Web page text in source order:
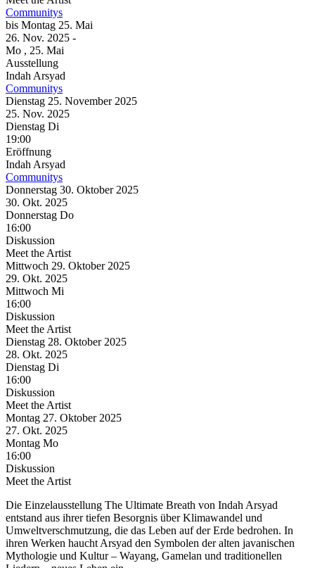
Communitys
bis Montag 25. Mai
26. Nov. 2025 -
Mo , 25. Mai
Ausstellung
Indah Arsyad
Communitys
Dienstag 25. November 2025
25. Nov. 2025
Dienstag Di
19:00
Eröffnung
Indah Arsyad
Communitys
Donnerstag 30. Oktober 2025
30. Okt. 2025
Donnerstag Do
16:00
Diskussion
Meet the Artist
Mittwoch 29. Oktober 2025
29. Okt. 2025
Mittwoch Mi
16:00
Diskussion
Meet the Artist
Dienstag 28. Oktober 2025
28. Okt. 2025
Dienstag Di
16:00
Diskussion
Meet the Artist
Montag 27. Oktober 2025
27. Okt. 2025
Montag Mo
16:00
Diskussion
Meet the Artist
Die Einzelausstellung The Ultimate Breath von Indah Arsyad
entstand aus ihrer tiefen Besorgnis über Klimawandel und
Umweltverschmutzung, die das Leben auf der Erde bedrohen. In
ihren Werken haucht Arsyad den Symbolen der alten javanischen
Mythologie und Kultur – Wayang, Gamelan und traditionellen